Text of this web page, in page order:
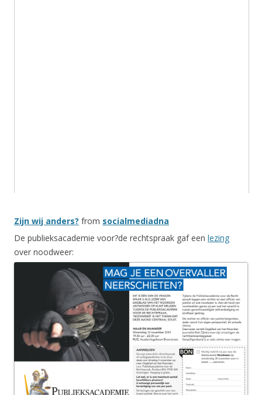
Zijn wij anders? from socialmediadna
De publieksacademie voor?de rechtspraak gaf een lezing
over noodweer: